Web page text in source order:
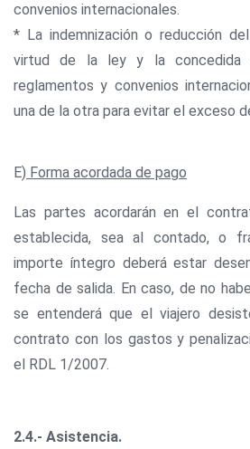
convenios internacionales.
* La indemnización o reducción
virtud de la ley y la concedida
reglamentos y convenios
una de la otra para evitar el exceso
E) Forma acordada de pago
Las partes acordarán en el
establecida, sea al contado, o
importe íntegro deberá estar
fecha de salida. En caso, de no
se entenderá que el viajero
contrato con los gastos y
el RDL 1/2007.
2.4.- Asistencia.